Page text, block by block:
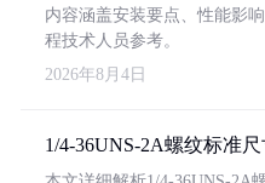
内容涵盖安装要点、性能影
程技术人员参考。
2026年8月4日
1/4-36UNS-2A螺纹标准